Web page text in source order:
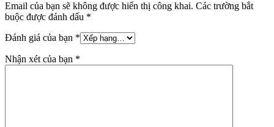
Email của bạn sẽ không được hiển thị công khai. Các trường bắt
buộc được đánh dấu *
Đánh giá của bạn *
Nhận xét của bạn *